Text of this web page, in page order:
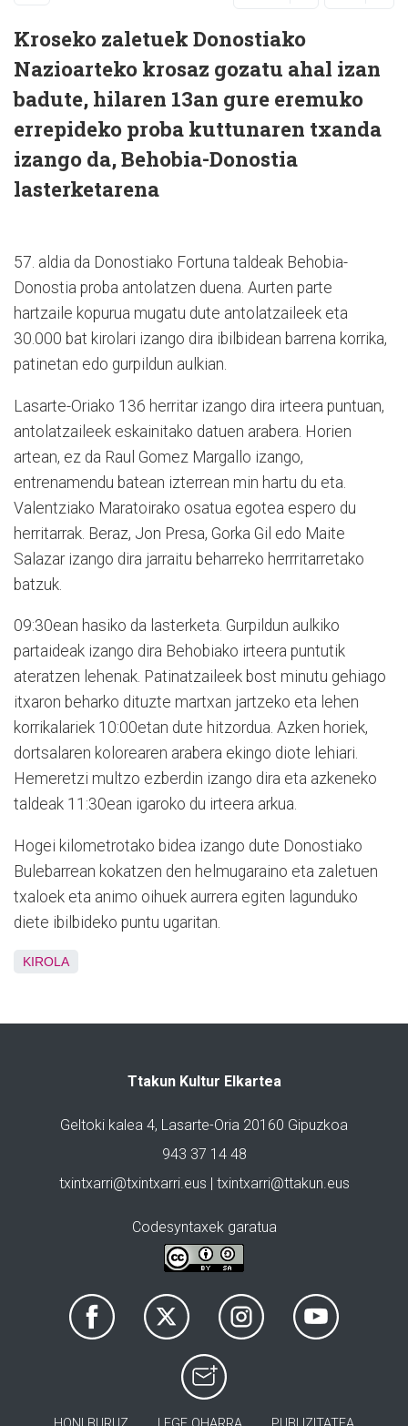
Kroseko zaletuek Donostiako
Nazioarteko krosaz gozatu ahal izan
badute, hilaren 13an gure eremuko
errepideko proba kuttunaren txanda
izango da, Behobia-Donostia
lasterketarena
57. aldia da Donostiako Fortuna taldeak Behobia-
Donostia proba antolatzen duena. Aurten parte
hartzaile kopurua mugatu dute antolatzaileek eta
30.000 bat kirolari izango dira ibilbidean barrena korrika,
patinetan edo gurpildun aulkian.
Lasarte-Oriako 136 herritar izango dira irteera puntuan,
antolatzaileek eskainitako datuen arabera. Horien
artean, ez da Raul Gomez Margallo izango,
entrenamendu batean izterrean min hartu du eta.
Valentziako Maratoirako osatua egotea espero du
herritarrak. Beraz, Jon Presa, Gorka Gil edo Maite
Salazar izango dira jarraitu beharreko herrritarretako
batzuk.
09:30ean hasiko da lasterketa. Gurpildun aulkiko
partaideak izango dira Behobiako irteera puntutik
ateratzen lehenak. Patinatzaileek bost minutu gehiago
itxaron beharko dituzte martxan jartzeko eta lehen
korrikalariek 10:00etan dute hitzordua. Azken horiek,
dortsalaren kolorearen arabera ekingo diote lehiari.
Hemeretzi multzo ezberdin izango dira eta azkeneko
taldeak 11:30ean igaroko du irteera arkua.
Hogei kilometrotako bidea izango dute Donostiako
Bulebarrean kokatzen den helmugaraino eta zaletuen
txaloek eta animo oihuek aurrera egiten lagunduko
diete ibilbideko puntu ugaritan.
KIROLA
Ttakun Kultur Elkartea
Geltoki kalea 4, Lasarte-Oria 20160 Gipuzkoa
943 37 14 48
txintxarri@txintxarri.eus | txintxarri@ttakun.eus
Codesyntaxek garatua